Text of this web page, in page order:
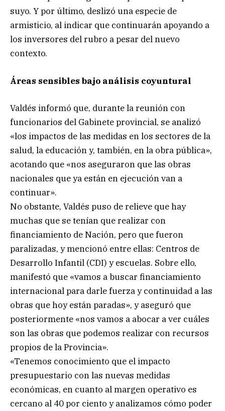
suyo. Y por último, deslizó una especie de
armisticio, al indicar que continuarán apoyando a
los inversores del rubro a pesar del nuevo
contexto.
Áreas sensibles bajo análisis coyuntural
Valdés informó que, durante la reunión con
funcionarios del Gabinete provincial, se analizó
«los impactos de las medidas en los sectores de la
salud, la educación y, también, en la obra pública»,
acotando que «nos aseguraron que las obras
nacionales que ya están en ejecución van a
continuar».
No obstante, Valdés puso de relieve que hay
muchas que se tenían que realizar con
financiamiento de Nación, pero que fueron
paralizadas, y mencionó entre ellas: Centros de
Desarrollo Infantil (CDI) y escuelas. Sobre ello,
manifestó que «vamos a buscar financiamiento
internacional para darle fuerza y continuidad a las
obras que hoy están paradas», y aseguró que
posteriormente «nos vamos a abocar a ver cuáles
son las obras que podemos realizar con recursos
propios de la Provincia».
«Tenemos conocimiento que el impacto
presupuestario con las nuevas medidas
económicas, en cuanto al margen operativo es
cercano al 40 por ciento y analizamos cómo poder